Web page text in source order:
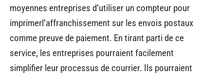
moyennes entreprises d’utiliser un compteur pour
imprimerl’affranchissement sur les envois postaux
comme preuve de paiement. En tirant parti de ce
service, les entreprises pourraient facilement
simplifier leur processus de courrier. Ils pourraient